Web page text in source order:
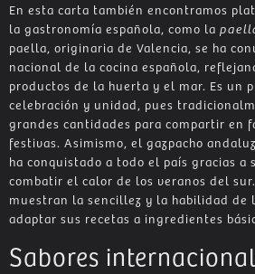
En esta carta también encontramos
la gastronomía española, como la
paella, originaria de Valencia, se ha
nacional de la cocina española,
productos de la huerta y el mar. Es un
celebración y unidad, pues
grandes cantidades para compartir en
festivas. Asimismo, el gazpacho
ha conquistado a todo el país gracias a
combatir el calor de los veranos del
muestran la sencillez y la habilidad de
adaptar sus recetas a ingredientes
Sabores